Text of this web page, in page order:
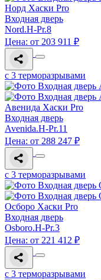
Норд Хаски Pro
Входная дверь
Nord.H-Pr.8
Цена: от 203 911 ₽
с 3 терморазрывами
Авенида Хаски Pro
Входная дверь
Avenida.H-Pr.11
Цена: от 288 247 ₽
с 3 терморазрывами
Осборо Хаски Pro
Входная дверь
Osboro.H-Pr.3
Цена: от 221 412 ₽
с 3 терморазрывами